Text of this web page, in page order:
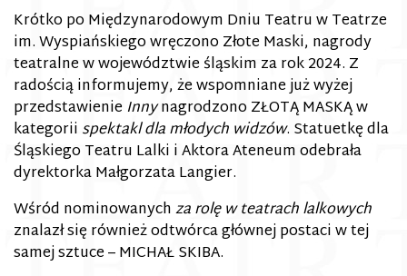
Krótko po Międzynarodowym Dniu Teatru w Teatrze
im. Wyspiańskiego wręczono Złote Maski, nagrody
teatralne w województwie śląskim za rok 2024. Z
radością informujemy, że wspomniane już wyżej
przedstawienie Innynagrodzono ZŁOTĄ MASKĄ w
kategorii spektakl dla młodych widzów. Statuetkę dla
Śląskiego Teatru Lalki i Aktora Ateneum odebrała
dyrektorka Małgorzata Langier.
Wśród nominowanychza rolę w teatrach lalkowych
znalazł się również odtwórca głównej postaci w tej
samej sztuce – MICHAŁ SKIBA.